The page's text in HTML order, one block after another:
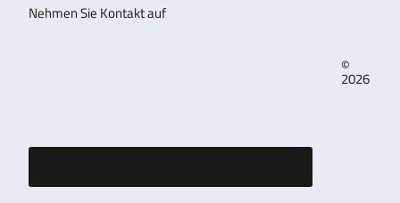
Nehmen Sie Kontakt auf
©
2026